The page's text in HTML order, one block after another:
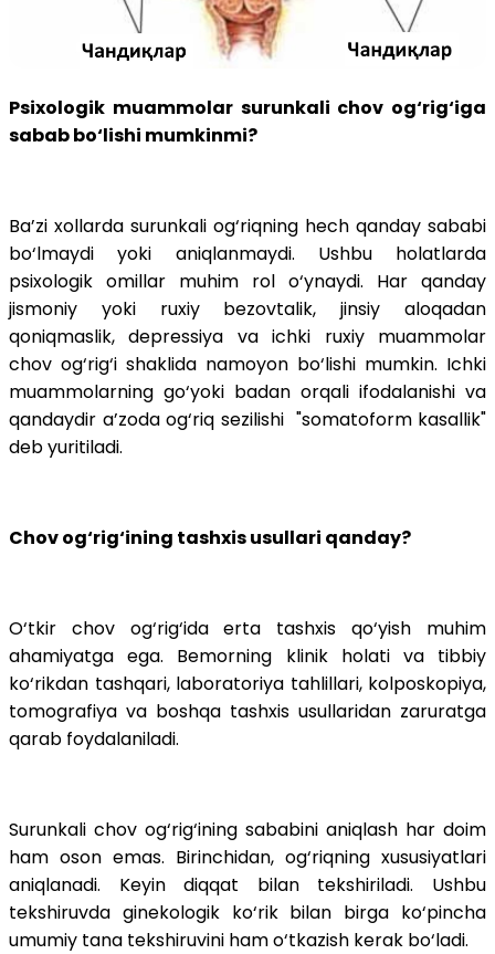
Psixologik muammolar surunkali chov og‘rig‘iga
sabab bo‘lishi mumkinmi?
Ba’zi xollarda surunkali og‘riqning hech qanday sababi
bo‘lmaydi yoki aniqlanmaydi. Ushbu holatlarda
psixologik omillar muhim rol o‘ynaydi. Har qanday
jismoniy yoki ruxiy bezovtalik, jinsiy aloqadan
qoniqmaslik, depressiya va ichki ruxiy muammolar
chov og‘rig‘i shaklida namoyon bo‘lishi mumkin. Ichki
muammolarning go‘yoki badan orqali ifodalanishi va
qandaydir a’zoda og‘riq sezilishi "somatoform kasallik"
deb yuritiladi.
Chov og‘rig‘ining tashxis usullari qanday?
O‘tkir chov og‘rig‘ida erta tashxis qo‘yish muhim
ahamiyatga ega. Bemorning klinik holati va tibbiy
ko‘rikdan tashqari, laboratoriya tahlillari, kolposkopiya,
tomografiya va boshqa tashxis usullaridan zaruratga
qarab foydalaniladi.
Surunkali chov og‘rig‘ining sababini aniqlash har doim
ham oson emas. Birinchidan, og‘riqning xususiyatlari
aniqlanadi. Keyin diqqat bilan tekshiriladi. Ushbu
tekshiruvda ginekologik ko‘rik bilan birga ko‘pincha
umumiy tana tekshiruvini ham o‘tkazish kerak bo‘ladi.